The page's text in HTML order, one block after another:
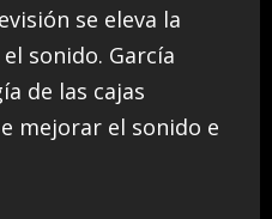
se eleva la
sonido. García
de las cajas
mejorar el sonido e